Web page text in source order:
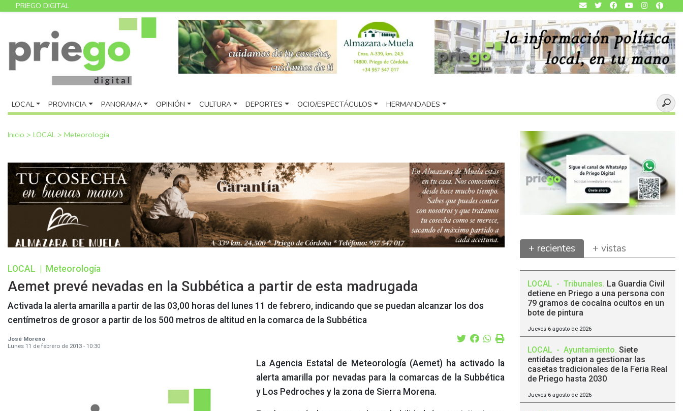
PRIEGO DIGITAL
LOCAL PROVINCIA PANORAMA OPINIÓN CULTURA DEPORTES OCIO/ESPECTÁCULOS HERMANDADES
Inicio > LOCAL > Meteorología
LOCAL Meteorología
Aemet prevé nevadas en la Subbética a partir de esta madrugada
Activada la alerta amarilla a partir de las 03,00 horas del lunes 11 de febrero, indicando que se puedan alcanzar los dos
centímetros de grosor a partir de los 500 metros de altitud en la comarca de la Subbética
José Moreno
Lunes 11 de febrero de 2013 - 10:30
La Agencia Estatal de Meteorología (Aemet) ha activado la
alerta amarilla por nevadas para la comarcas de la Subbética
y Los Pedroches y la zona de Sierra Morena.
+ recientes + vistas
LOCAL - Tribunales. La Guardia Civil
detiene en Priego a una persona con
79 gramos de cocaína ocultos en un
bote de pintura
Jueves 6 agosto de 2026
LOCAL - Ayuntamiento. Siete
entidades optan a gestionar las
casetas tradicionales de la Feria Real
de Priego hasta 2030
Jueves 6 agosto de 2026